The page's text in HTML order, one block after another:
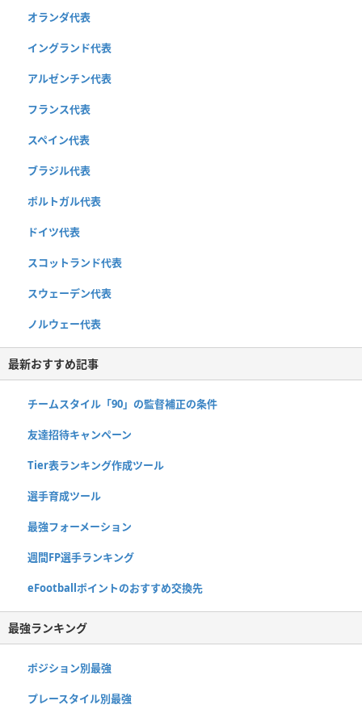
オランダ代表
イングランド代表
アルゼンチン代表
フランス代表
スペイン代表
ブラジル代表
ポルトガル代表
ドイツ代表
スコットランド代表
スウェーデン代表
ノルウェー代表
最新おすすめ記事
チームスタイル「90」の監督補正の条件
友達招待キャンペーン
Tier表ランキング作成ツール
選手育成ツール
最強フォーメーション
週間FP選手ランキング
eFootballポイントのおすすめ交換先
最強ランキング
ポジション別最強
プレースタイル別最強